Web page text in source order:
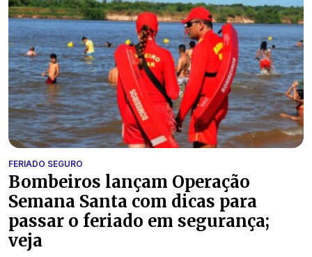
FERIADO SEGURO
Bombeiros lançam Operação
Semana Santa com dicas para
passar o feriado em segurança;
veja